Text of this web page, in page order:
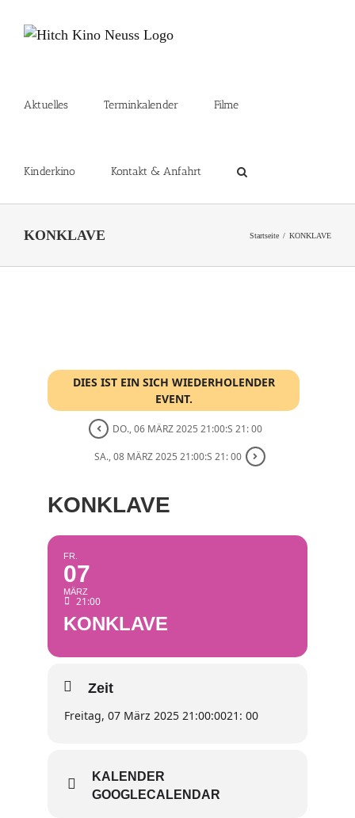
Inhalt
Aktuelles Terminkalender Filme
Kinderkino Kontakt & Anfahrt
KONKLAVE Startseite KONKLAVE
DIES IST EIN SICH WIEDERHOLENDER
EVENT.
DO., 06 MÄRZ 2025 21:00:S 21: 00
SA., 08 MÄRZ 2025 21:00:S 21: 00
KONKLAVE
FR.
07
MÄRZ
21:00
KONKLAVE
Zeit
Freitag, 07 März 2025 21:00:0021: 00
KALENDER
GOOGLECALENDAR